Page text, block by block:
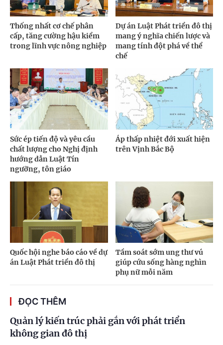
Thống nhất cơ chế phân
cấp, tăng cường hậu kiểm
trong lĩnh vực nông nghiệp
Dự án Luật Phát triển đô thị
mang ý nghĩa chiến lược và
mang tính đột phá về thể
chế
Sức ép tiến độ và yêu cầu
chất lượng cho Nghị định
hướng dẫn Luật Tín
ngưỡng, tôn giáo
Áp thấp nhiệt đới xuất hiện
trên Vịnh Bắc Bộ
Quốc hội nghe báo cáo về dự
án Luật Phát triển đô thị
Tầm soát sớm ung thư vú
giúp cứu sống hàng nghìn
phụ nữ mỗi năm
ĐỌC THÊM
Quản lý kiến trúc phải gắn với phát triển
không gian đô thị